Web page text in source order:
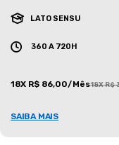
LATO SENSU
360 A 720H
18X R$ 86,00/Mês18X R$
SAIBA MAIS